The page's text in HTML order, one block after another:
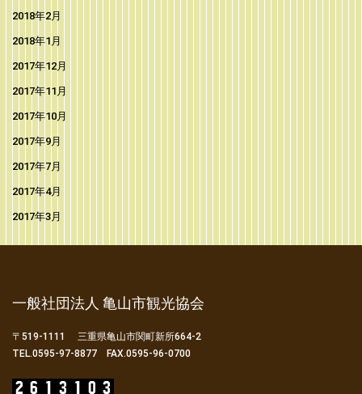
2018年2月
2018年1月
2017年12月
2017年11月
2017年10月
2017年9月
2017年7月
2017年4月
2017年3月
一般社団法人 亀山市観光協会
〒519-1111 三重県亀山市関町新所664-2
TEL.0595-97-8877 FAX.0595-96-0700